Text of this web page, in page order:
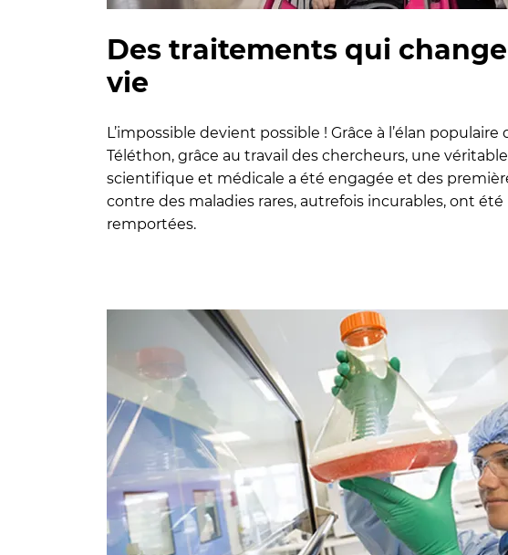
Des traitements qui
vie
L’impossible devient possible ! Grâce à l’élan populaire
Téléthon, grâce au travail des chercheurs, une
scientifique et médicale a été engagée et des
contre des maladies rares, autrefois incurables, ont été
remportées.